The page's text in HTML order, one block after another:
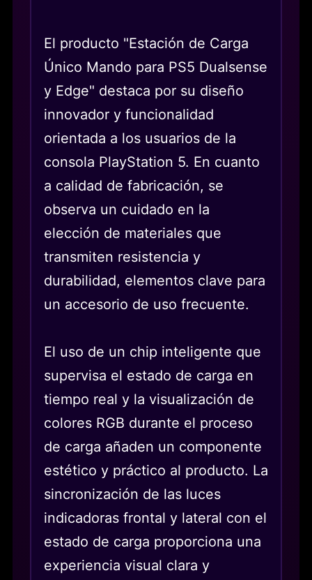
El producto "Estación de Carga
Único Mando para PS5 Dualsense
y Edge" destaca por su diseño
innovador y funcionalidad
orientada a los usuarios de la
consola PlayStation 5. En cuanto
a calidad de fabricación, se
observa un cuidado en la
elección de materiales que
transmiten resistencia y
durabilidad, elementos clave para
un accesorio de uso frecuente.
El uso de un chip inteligente que
supervisa el estado de carga en
tiempo real y la visualización de
colores RGB durante el proceso
de carga añaden un componente
estético y práctico al producto. La
sincronización de las luces
indicadoras frontal y lateral con el
estado de carga proporciona una
experiencia visual clara y